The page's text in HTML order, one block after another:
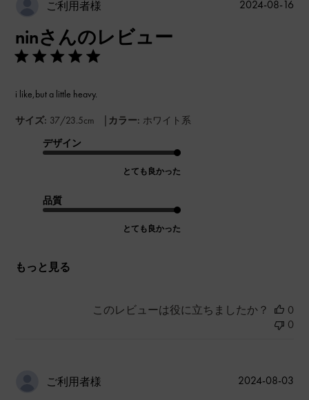
ご利用者様
ninさんのレビュー
i like,but a little heavy.
サイズ: 37/23.5cm | カラー: ホワイト系
デザイン
とても良かった
品質
とても良かった
もっと見る
公
2024-08-16
このレビューは役に立ちましたか？
0
0
ご利用者様
公
2024-08-03